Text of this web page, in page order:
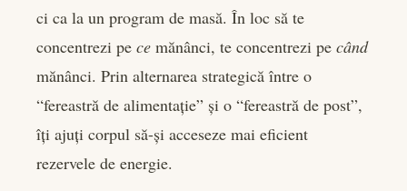
ci ca la un program de masă. În loc să te
concentrezi pe ce mănânci, te concentrezi pe când
mănânci. Prin alternarea strategică între o
“fereastră de alimentație” și o “fereastră de post”,
îți ajuți corpul să-și acceseze mai eficient
rezervele de energie.